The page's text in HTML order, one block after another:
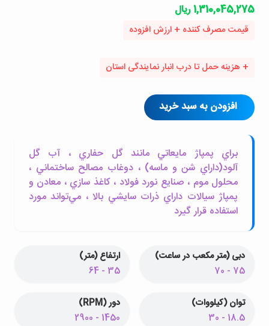
1,310,045,275 ریال
قیمت مصرف کننده + ارزش افزوده
+ هزینه حمل تا درب انبار نمایندگی استان
افزودن به سبد خرید
براي پمپاژ مايعاتي مانند گل حفاري ، آب گل
آلود(داراي شن و ماسه) ، دوغاب مصالح ساختماني ،
محلول موم ، صنايع نورد فولاد ، کاغذ سازي ، معادن و
پمپاژ سيالات داراي ذرات سايشي بالا ، مي‌تواند مورد
استفاده قرار گيرد
دبی (متر مکعب در ساعت)
75 - 70
ارتفاع (متر)
35 - 64
توان (کیلووات)
18.5 - 30
دور (RPM)
1450 - 2900